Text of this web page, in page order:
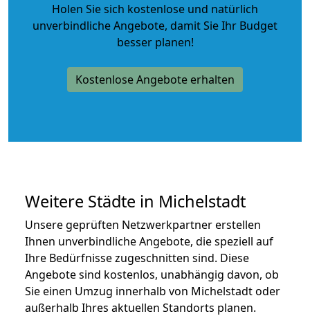
Holen Sie sich kostenlose und natürlich
unverbindliche Angebote, damit Sie Ihr Budget
besser planen!
Kostenlose Angebote erhalten
Weitere Städte in Michelstadt
Unsere geprüften Netzwerkpartner erstellen
Ihnen unverbindliche Angebote, die speziell auf
Ihre Bedürfnisse zugeschnitten sind. Diese
Angebote sind kostenlos, unabhängig davon, ob
Sie einen Umzug innerhalb von Michelstadt oder
außerhalb Ihres aktuellen Standorts planen.